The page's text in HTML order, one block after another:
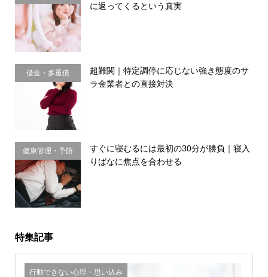
理・思い込み
に返ってくるという真実
借金・多重債
務・金銭感覚
超難関｜特定調停に応じない強き態度のサ
ラ金業者との直接対決
健康管理・予防
習慣
すぐに寝むるには最初の30分が勝負｜寝入
りばなに焦点を合わせる
特集記事
行動できない心理・思い込み